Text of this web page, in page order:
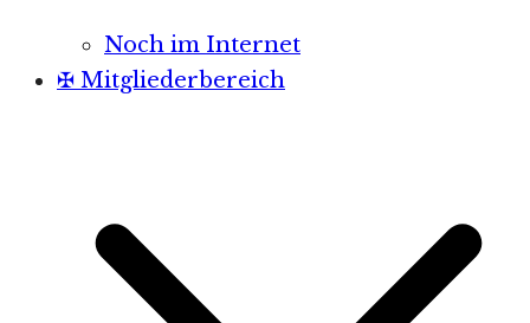
Noch im Internet
✠ Mitgliederbereich